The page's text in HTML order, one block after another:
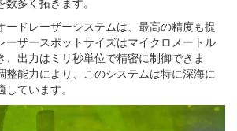
多く拓きます。
ードレーザーシステムは、最高の精度も提
ーザースポットサイズはマイクロメートル
、出力はミリ秒単位で精密に制御できま
整能力により、このシステムは特に深海に
ています。